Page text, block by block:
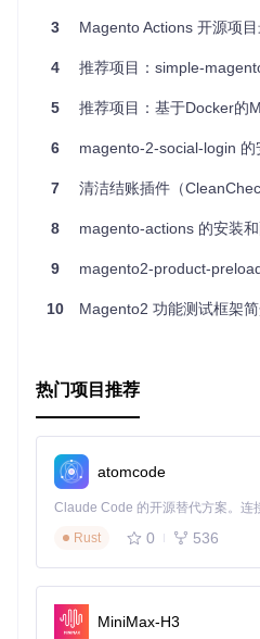
cachebuster>
version </
</cachebuster
</ global
config >
应用案例和最佳实践
使用 Magento CacheBuster 模
的内容。
中的版本号，确保缓存被正确
使用，可以进一步提高网站
监控缓存状态
常工作。
相关项目
Magento 2 CacheBuster：
除模块，提供类似的功能。
HTML5 Boilerplate
3 Magento Actions 开源项
4 推荐项目：simple-magento-
5 推荐项目：基于Docker的
6 magento-2-social-login 的
7 清洁结账插件（
8 magento-actions 的安装
9 magento2-product-
10 Magento2 功能测试框架
热门项目推荐
atomcode
Rust
0 536
MiniMax-H3